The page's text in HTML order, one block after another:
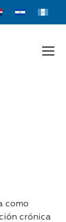
como
crónica